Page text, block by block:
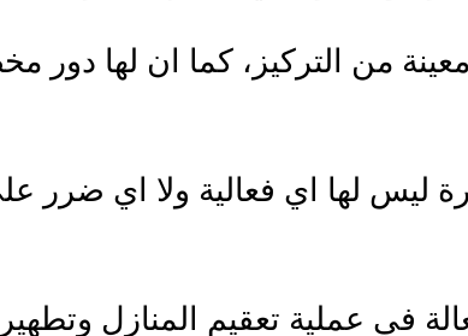
من التركيز، كما ان لها
ليس لها اي فعالية ولا اي ضرر
في عملية تعقيم المنازل